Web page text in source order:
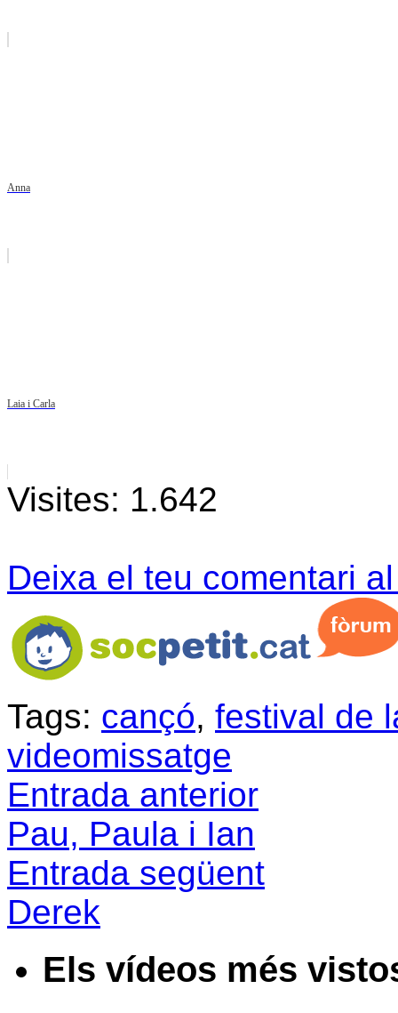
Anna
Laia i Carla
Visites: 1.642
Deixa el teu comentari
Tags: cançó, festival de
videomissatge
Entrada anterior
Pau, Paula i Ian
Entrada següent
Derek
Els vídeos més